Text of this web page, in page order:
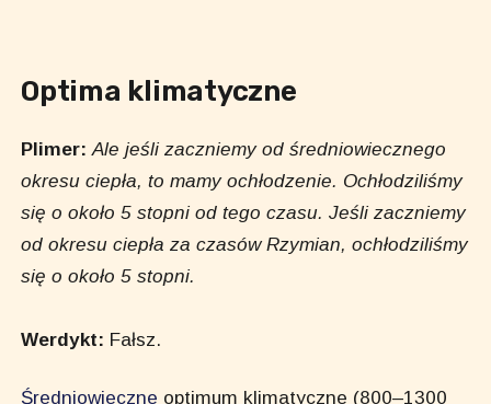
Optima klimatyczne
Plimer:Ale jeśli zaczniemy od średniowiecznego
okresu ciepła, to mamy ochłodzenie. Ochłodziliśmy
się o około 5 stopni od tego czasu. Jeśli zaczniemy
od okresu ciepła za czasów Rzymian, ochłodziliśmy
się o około 5 stopni.
Werdykt: Fałsz.
Średniowieczne optimum klimatyczne (800–1300